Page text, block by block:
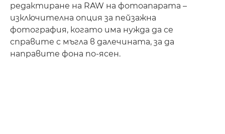
редактиране на RAW на фотоапарата –
изключителна опция за пейзажна
фотография, когато има нужда да се
справите с мъгла в далечината, за да
направите фона по-ясен.